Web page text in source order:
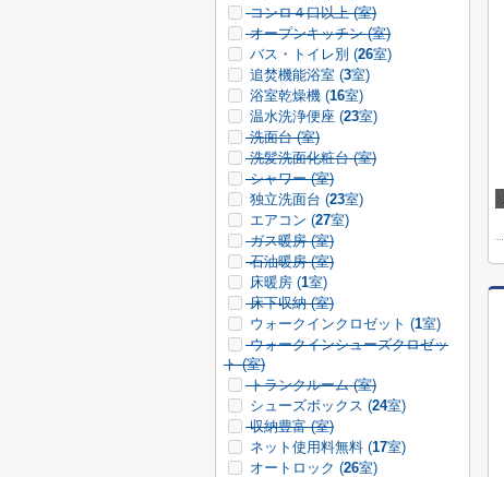
コンロ４口以上 (室)
オープンキッチン (室)
バス・トイレ別 (26室)
追焚機能浴室 (3室)
浴室乾燥機 (16室)
温水洗浄便座 (23室)
洗面台 (室)
洗髪洗面化粧台 (室)
シャワー (室)
独立洗面台 (23室)
エアコン (27室)
ガス暖房 (室)
石油暖房 (室)
床暖房 (1室)
床下収納 (室)
ウォークインクロゼット (1室)
ウォークインシューズクロゼッ
ト (室)
トランクルーム (室)
シューズボックス (24室)
収納豊富 (室)
ネット使用料無料 (17室)
オートロック (26室)